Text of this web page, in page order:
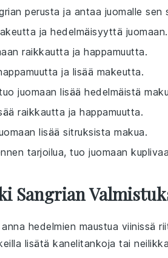
perusta ja antaa juomalle
ja hedelmäisyyttä juomaan.
raikkautta ja happamuutta.
ja lisää makeutta.
juomaan lisää hedelmäistä
raikkautta ja happamuutta.
lisää sitruksista makua.
tarjoilua, tuo juomaan
Sangrian
hedelmien maustua viinissä
lisätä kanelitankoja tai